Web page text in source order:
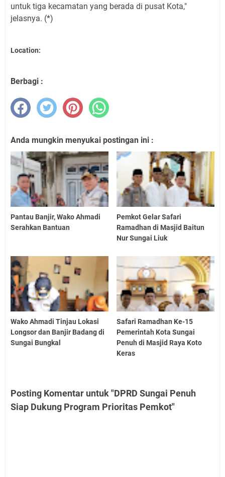
untuk tiga kecamatan yang berada di pusat Kota,"
jelasnya. (*)
Location:
Berbagi :
Anda mungkin menyukai postingan ini :
Pantau Banjir, Wako Ahmadi
Serahkan Bantuan
Pemkot Gelar Safari
Ramadhan di Masjid Baitun
Nur Sungai Liuk
Wako Ahmadi Tinjau Lokasi
Longsor dan Banjir Badang di
Sungai Bungkal
Safari Ramadhan Ke-15
Pemerintah Kota Sungai
Penuh di Masjid Raya Koto
Keras
Posting Komentar untuk "DPRD Sungai Penuh
Siap Dukung Program Prioritas Pemkot"